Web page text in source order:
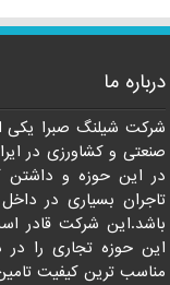
درباره ما
شرکت شیلنگ صبرا یکی
صنعتی و کشاورزی در
در این حوزه و داشتن
تاجران بسیاری در
باشد.این شرکت قادر
این حوزه تجاری را
مناسب ترین کیفیت